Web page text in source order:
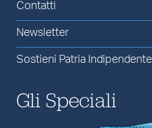
Contatti
Newsletter
Sostieni Patria Indipendente
Gli Speciali